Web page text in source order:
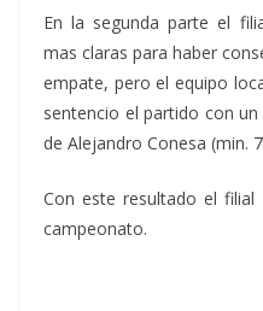
En la segunda parte el
mas claras para haber
empate, pero el equipo
sentencio el partido con
de Alejandro Conesa (min.
Con este resultado el filial
campeonato.